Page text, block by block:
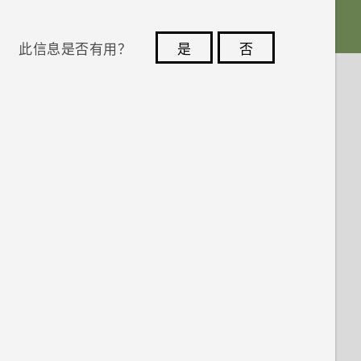
此信息是否有用？ 是
否